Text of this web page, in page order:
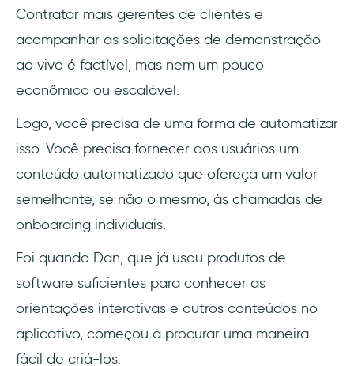
Contratar mais gerentes de clientes e
acompanhar as solicitações de demonstração
ao vivo é factível, mas nem um pouco
econômico ou escalável.
Logo, você precisa de uma forma de automatizar
isso. Você precisa fornecer aos usuários um
conteúdo automatizado que ofereça um valor
semelhante, se não o mesmo, às chamadas de
onboarding individuais.
Foi quando Dan, que já usou produtos de
software suficientes para conhecer as
orientações interativas e outros conteúdos no
aplicativo, começou a procurar uma maneira
fácil de criá-los: